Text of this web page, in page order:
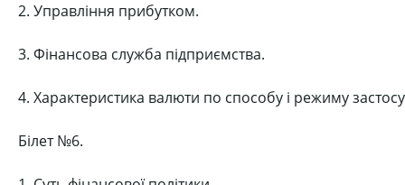
2. Управління прибутком.
3. Фінансова служба підприємства.
4. Характеристика валюти по способу і режиму
Білет №6.